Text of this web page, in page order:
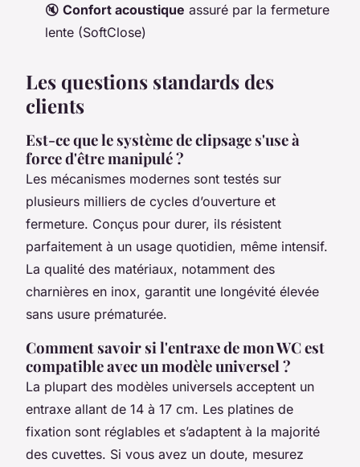
🔇 Confort acoustique assuré par la fermeture
lente (SoftClose)
Les questions standards des
clients
Est-ce que le système de clipsage s'use à
force d'être manipulé ?
Les mécanismes modernes sont testés sur
plusieurs milliers de cycles d’ouverture et
fermeture. Conçus pour durer, ils résistent
parfaitement à un usage quotidien, même intensif.
La qualité des matériaux, notamment des
charnières en inox, garantit une longévité élevée
sans usure prématurée.
Comment savoir si l'entraxe de mon WC est
compatible avec un modèle universel ?
La plupart des modèles universels acceptent un
entraxe allant de 14 à 17 cm. Les platines de
fixation sont réglables et s’adaptent à la majorité
des cuvettes. Si vous avez un doute, mesurez